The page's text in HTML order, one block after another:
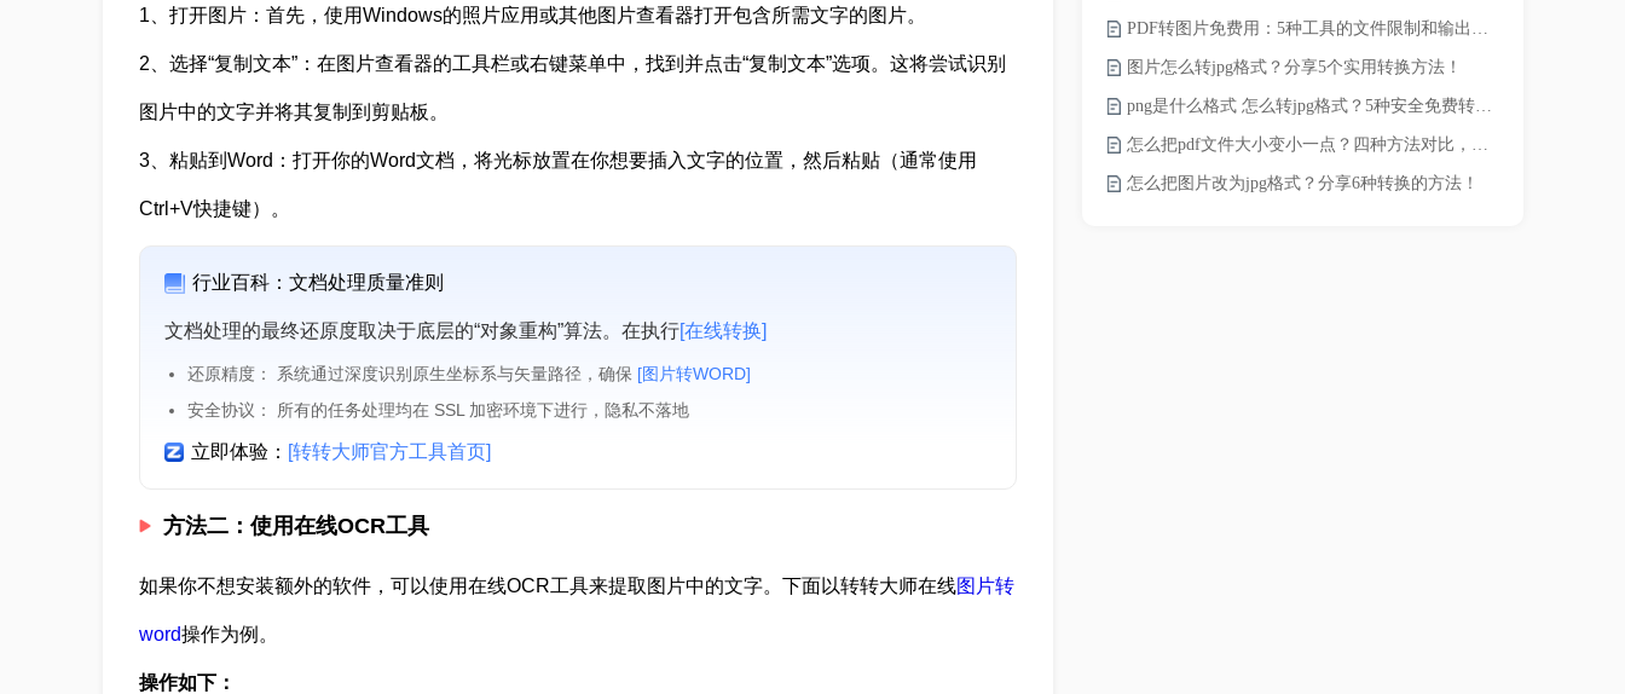
1、打开图片：首先，使用Windows的照片应用或其他图片查看器打开包含所需文字的图片。
2、选择“复制文本”：在图片查看器的工具栏或右键菜单中，找到并点击“复制文本”选项。这将尝试识别
图片中的文字并将其复制到剪贴板。
3、粘贴到Word：打开你的Word文档，将光标放置在你想要插入文字的位置，然后粘贴（通常使用
Ctrl+V快捷键）。
行业百科：文档处理质量准则
文档处理的最终还原度取决于底层的“对象重构”算法。在执行[在线转换]
还原精度： 系统通过深度识别原生坐标系与矢量路径，确保 [图片转WORD]
安全协议： 所有的任务处理均在 SSL 加密环境下进行，隐私不落地
立即体验： [转转大师官方工具首页]
方法二：使用在线OCR工具
如果你不想安装额外的软件，可以使用在线OCR工具来提取图片中的文字。下面以转转大师在线图片转
word操作为例。
操作如下：
PDF转图片免费用：5种工具的文件限制和输出质量对比！
图片怎么转jpg格式？分享5个实用转换方法！
png是什么格式 怎么转jpg格式？5种安全免费转换方法全解析！
怎么把pdf文件大小变小一点？四种方法对比，一看就懂！
怎么把图片改为jpg格式？分享6种转换的方法！